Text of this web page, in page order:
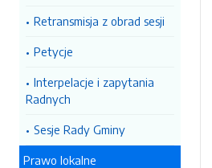
Retransmisja z obrad sesji
Petycje
Interpelacje i zapytania
Radnych
Sesje Rady Gminy
Prawo lokalne